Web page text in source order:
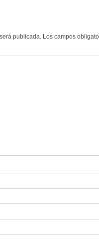
publicada. Los campos